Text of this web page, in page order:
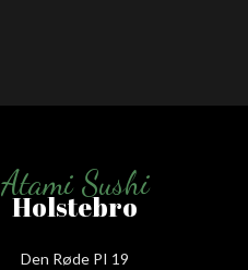
Atami Sushi
Holstebro
Den Røde PI 19